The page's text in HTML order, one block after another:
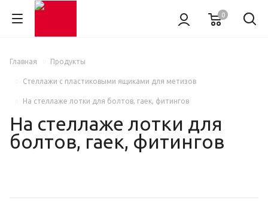
0
Главная Продукты
Стеллажи с пластиковыми ящиками для метизов
На стеллаже лотки для болтов, гаек, фитингов
На стеллаже лотки для
болтов, гаек, фитингов